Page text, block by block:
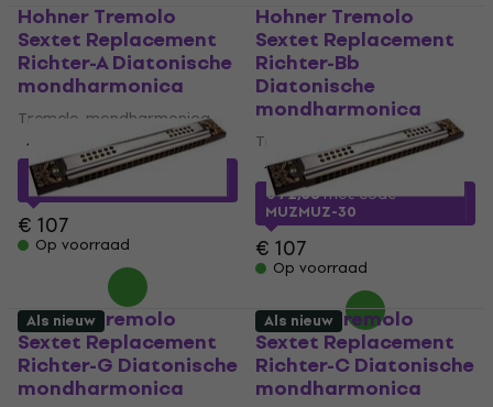
Hohner Tremolo
Sextet Replacement
Richter-A Diatonische
mondharmonica
Tremelo-mondharmonica
4,5
€ 75,42met code
MUZMUZ-25
€ 107
Op voorraad
Hohner Tremolo
Sextet Replacement
Richter-Bb
Diatonische
mondharmonica
Tremelo-mondharmonica
4,5/5
€ 72,38met code
MUZMUZ-30
€ 107
Op voorraad
Hohner Tremolo
Sextet Replacement
Richter-G Diatonische
mondharmonica
Hohner Tremolo
Sextet Replacement
Richter-C Diatonische
mondharmonica
Als nieuw Als nieuw